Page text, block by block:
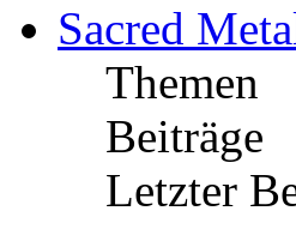
Sacred
Themen
Beiträge
Letzter